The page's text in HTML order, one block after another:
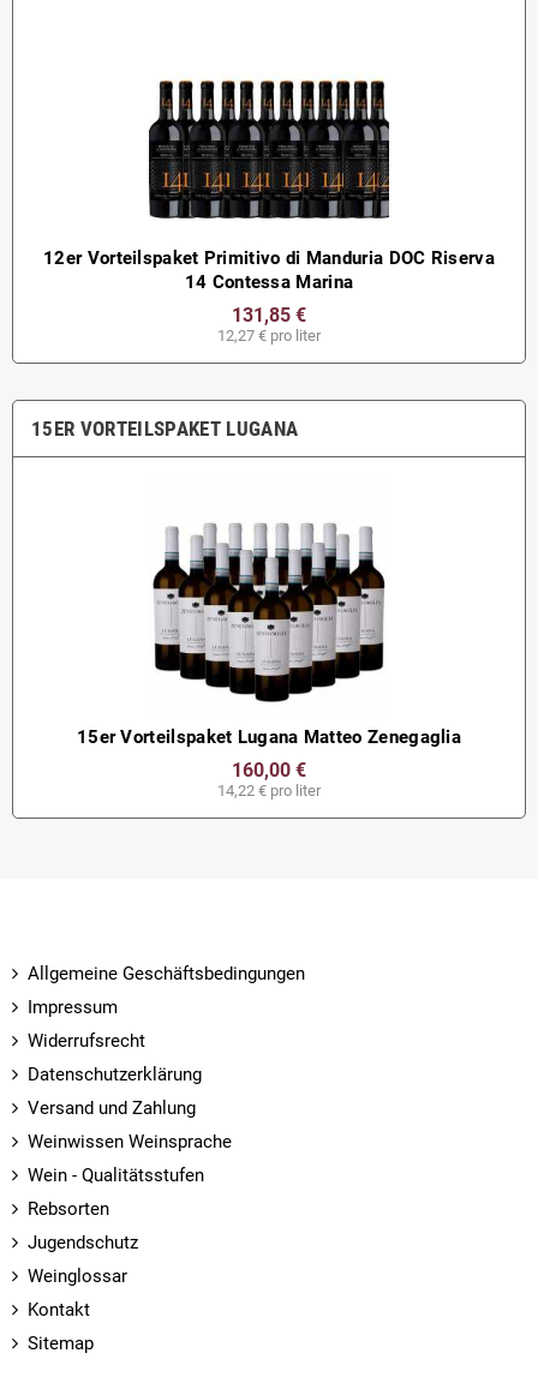
12er Vorteilspaket Primitivo di Manduria DOC Riserva
14 Contessa Marina
131,85 €
12,27 € pro liter
15ER VORTEILSPAKET LUGANA
15er Vorteilspaket Lugana Matteo Zenegaglia
160,00 €
14,22 € pro liter
Allgemeine Geschäftsbedingungen
Impressum
Widerrufsrecht
Datenschutzerklärung
Versand und Zahlung
Weinwissen Weinsprache
Wein - Qualitätsstufen
Rebsorten
Jugendschutz
Weinglossar
Kontakt
Sitemap